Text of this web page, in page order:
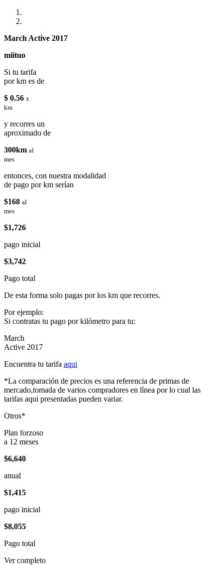
March Active 2017
miituo
Si tu tarifa
por km es de
$ 0.56 x
km
y recorres un
aproximado de
300km al
mes
entonces, con nuestra modalidad
de pago por km serían
$168 al
mes
$1,726
pago inicial
$3,742
Pago total
De esta forma solo pagas por los km que recorres.
Por ejemplo:
Si contratas tu pago por kilómetro para tu:
March
Active 2017
Encuentra tu tarifa aqui
*La comparación de precios es una referencia de primas de
mercado,tomada de varios compradores en línea por lo cual las
tarifas aqui presentadas pueden variar.
Otros*
Plan forzoso
a 12 meses
$6,640
anual
$1,415
pago inicial
$8,055
Pago total
Ver completo